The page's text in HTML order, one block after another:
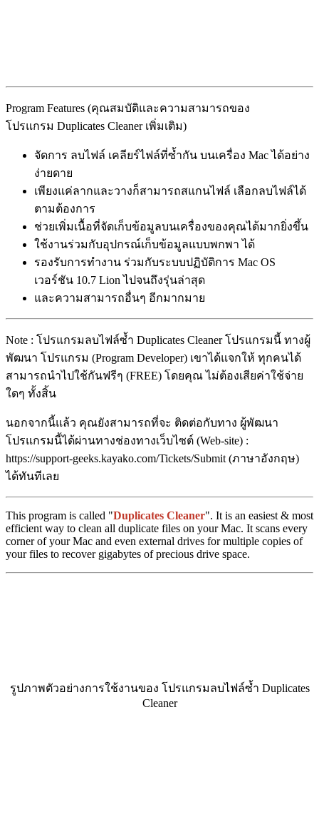
Program Features (คุณสมบัติและความสามารถของ
โปรแกรม Duplicates Cleaner เพิ่มเติม)
จัดการ ลบไฟล์ เคลียร์ไฟล์ที่ซ้ำกัน บนเครื่อง Mac ได้อย่าง
ง่ายดาย
เพียงแค่ลากและวางก็สามารถสแกนไฟล์ เลือกลบไฟล์ได้
ตามต้องการ
ช่วยเพิ่มเนื้อที่จัดเก็บข้อมูลบนเครื่องของคุณได้มากยิ่งขึ้น
ใช้งานร่วมกับอุปกรณ์เก็บข้อมูลแบบพกพา ได้
รองรับการทำงาน ร่วมกับระบบปฏิบัติการ Mac OS
เวอร์ชัน 10.7 Lion ไปจนถึงรุ่นล่าสุด
และความสามารถอื่นๆ อีกมากมาย
Note : โปรแกรมลบไฟล์ซ้ำ Duplicates Cleaner โปรแกรมนี้ ทางผู้
พัฒนา โปรแกรม (Program Developer) เขาได้แจกให้ ทุกคนได้
สามารถนำไปใช้กันฟรีๆ (FREE) โดยคุณ ไม่ต้องเสียค่าใช้จ่าย
ใดๆ ทั้งสิ้น
นอกจากนี้แล้ว คุณยังสามารถที่จะ ติดต่อกับทาง ผู้พัฒนา
โปรแกรมนี้ได้ผ่านทางช่องทางเว็บไซต์ (Web-site) :
https://support-geeks.kayako.com/Tickets/Submit (ภาษาอังกฤษ)
ได้ทันทีเลย
This program is called "Duplicates Cleaner". It is an easiest & most
efficient way to clean all duplicate files on your Mac. It scans every
corner of your Mac and even external drives for multiple copies of
your files to recover gigabytes of precious drive space.
รูปภาพตัวอย่างการใช้งานของ โปรแกรมลบไฟล์ซ้ำ Duplicates
Cleaner